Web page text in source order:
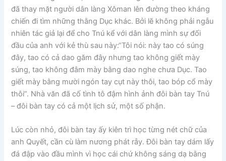
đã thay mặt người dân làng Xôman lên đường theo kháng
chiến đi tìm những thằng Dục khác. Bởi lẽ không phải ngẫu
nhiên tác giả lại để cho Tnú kể với dân làng mình sự đối
đầu của anh với kẻ thù sau này:“Tôi nói: này tao có súng
đây, tao có cả dao găm đây nhưng tao không giết mày
súng, tao không đâm mày bằng dao nghe chưa Dục. Tao
giết mày bằng mười ngón tay cụt này thôi, tao bóp cổ mày
thôi”. Nhà văn đã cố tình tô đậm hình ảnh đôi bàn tay Tnú
– đôi bàn tay có cả một lịch sử, một số phận.
Lúc còn nhỏ, đôi bàn tay ấy kiên trì học từng nét chữ của
anh Quyết, cần cù làm nương phát rẫy. Đôi bàn tay dám lấy
đá đập vào đầu mình vì học cái chứ không sáng dạ bằng